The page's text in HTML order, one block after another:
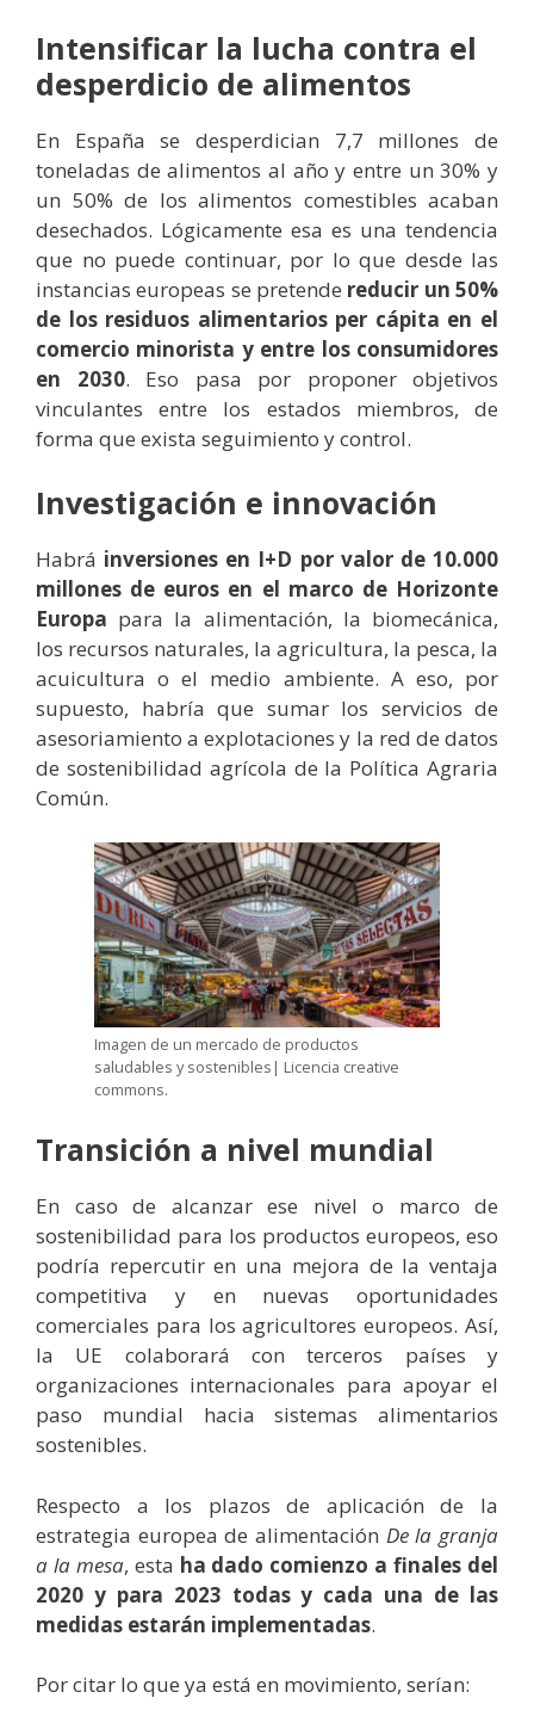
Intensificar la lucha contra el
desperdicio de alimentos
En España se desperdician 7,7 millones de
toneladas de alimentos al año y entre un 30% y
un 50% de los alimentos comestibles acaban
desechados. Lógicamente esa es una tendencia
que no puede continuar, por lo que desde las
instancias europeas se pretende reducir un 50%
de los residuos alimentarios per cápita en el
comercio minorista y entre los consumidores
en 2030. Eso pasa por proponer objetivos
vinculantes entre los estados miembros, de
forma que exista seguimiento y control.
Investigación e innovación
Habrá inversiones en I+D por valor de 10.000
millones de euros en el marco de Horizonte
Europa para la alimentación, la biomecánica,
los recursos naturales, la agricultura, la pesca, la
acuicultura o el medio ambiente. A eso, por
supuesto, habría que sumar los servicios de
asesoriamiento a explotaciones y la red de datos
de sostenibilidad agrícola de la Política Agraria
Común.
Imagen de un mercado de productos
saludables y sostenibles| Licencia creative
commons.
Transición a nivel mundial
En caso de alcanzar ese nivel o marco de
sostenibilidad para los productos europeos, eso
podría repercutir en una mejora de la ventaja
competitiva y en nuevas oportunidades
comerciales para los agricultores europeos. Así,
la UE colaborará con terceros países y
organizaciones internacionales para apoyar el
paso mundial hacia sistemas alimentarios
sostenibles.
Respecto a los plazos de aplicación de la
estrategia europea de alimentación De la granja
a la mesa, esta ha dado comienzo a finales del
2020 y para 2023 todas y cada una de las
medidas estarán implementadas.
Por citar lo que ya está en movimiento, serían: